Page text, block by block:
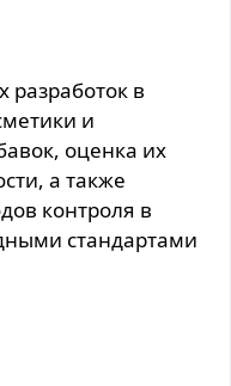
разработок в
и
оценка их
а также
контроля в
стандартами